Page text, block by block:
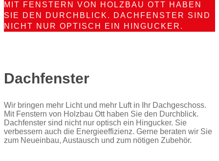
MIT FENSTERN VON HOLZBAU OTT HABEN
SIE DEN DURCHBLICK. DACHFENSTER SIND
NICHT NUR OPTISCH EIN HINGUCKER.
Dachfenster
Wir bringen mehr Licht und mehr Luft in Ihr Dachgeschoss.
Mit Fenstern von Holzbau Ott haben Sie den Durchblick.
Dachfenster sind nicht nur optisch ein Hingucker. Sie
verbessern auch die Energieeffizienz. Gerne beraten wir Sie
zum Neueinbau, Austausch und zum nötigen Zubehör.